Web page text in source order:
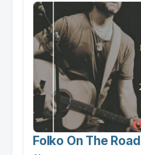
Folko On The Road